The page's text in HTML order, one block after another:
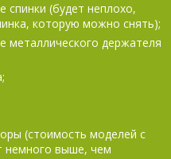
спинки (будет неплохо,
которую можно снять);
металлического держателя
(стоимость моделей с
немного выше, чем